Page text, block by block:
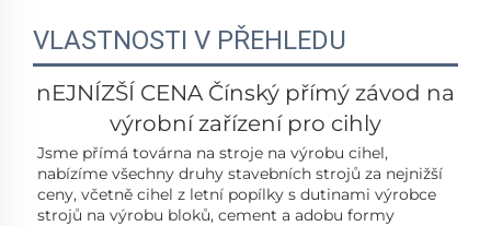
VLASTNOSTI V PŘEHLEDU
nEJNÍZŠÍ CENA Čínský přímý závod na
výrobní zařízení pro cihly
Jsme přímá továrna na stroje na výrobu cihel,
nabízíme všechny druhy stavebních strojů za nejnižší
ceny, včetně cihel z letní popílky s dutinami výrobce
strojů na výrobu bloků, cement a adobu formy